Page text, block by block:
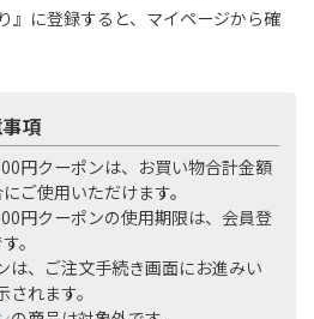
』に登録すると、マイページから確
項
円クーポンは、お買い物合計金額
ご使用いただけます。
円クーポンの使用期限は、会員登
。
、ご注文手続き画面にお進みい
れます。